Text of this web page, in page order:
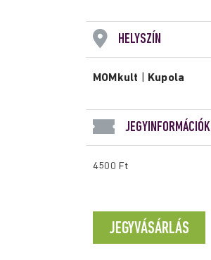
HELYSZÍN
MOMkult Kupola
JEGYINFORMÁCIÓK
4500 Ft
JEGYVÁSÁRLÁS